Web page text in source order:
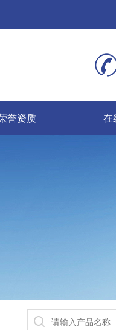
誉资质 在